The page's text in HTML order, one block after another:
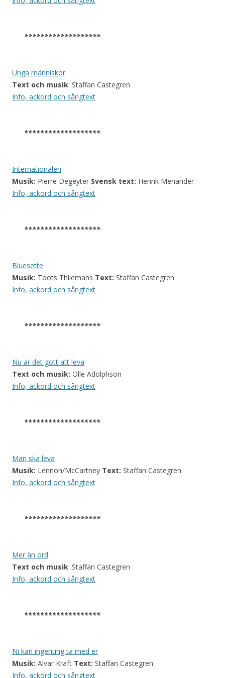
*******************
Unga människor
Text och musik: Staffan Castegren
Info, ackord och sångtext
*******************
Internationalen
Musik: Pierre Degeyter Svensk text: Henrik Menander
Info, ackord och sångtext
*******************
Bluesette
Musik: Toots Thilemans Text: Staffan Castegren
Info, ackord och sångtext
*******************
Nu är det gott att leva
Text och musik: Olle Adolphson
Info, ackord och sångtext
*******************
Man ska leva
Musik: Lennon/McCartney Text: Staffan Castegren
Info, ackord och sångtext
*******************
Mer än ord
Text och musik: Staffan Castegren
Info, ackord och sångtext
*******************
Ni kan ingenting ta med er
Musik: Alvar Kraft Text: Staffan Castegren
Info, ackord och sångtext